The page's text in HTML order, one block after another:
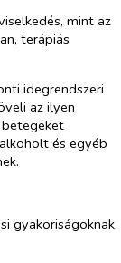
mint az
terápiás
idegrendszeri
az ilyen
és egyéb
gyakoriságoknak